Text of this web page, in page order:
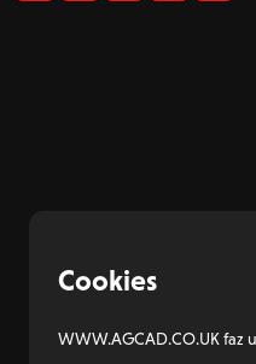
Cookies
WWW.AGCAD.CO.UK